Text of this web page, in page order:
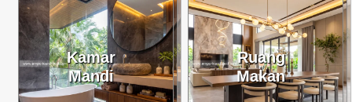
Kamar
Mandi
Ruang
Makan